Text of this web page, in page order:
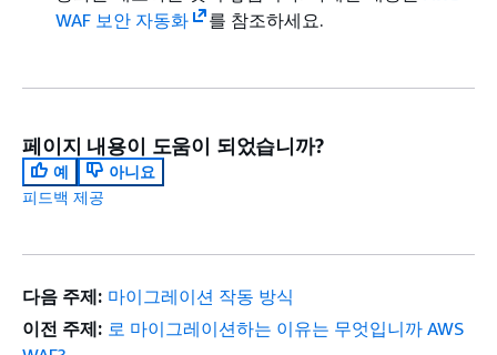
WAF 보안 자동화
를 참조하세요.
페이지 내용이 도움이 되었습니까?
예
아니요
피드백 제공
다음 주제: 마이그레이션 작동 방식
이전 주제: 로 마이그레이션하는 이유는 무엇입니까 AWS